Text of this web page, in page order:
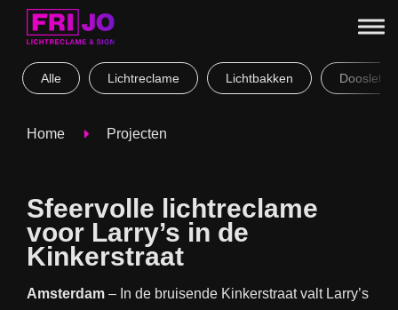
Alle Lichtreclame Lichtbakken
Home Projecten
Sfeervolle lichtreclame
voor Larry’s in de
Kinkerstraat
Amsterdam – In de bruisende Kinkerstraat valt Larry’s